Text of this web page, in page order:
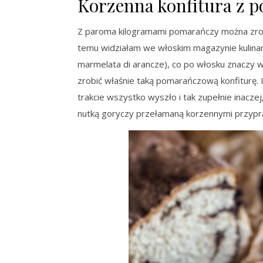
Korzenna konfitura z
Z paroma kilogramami pomarańczy można
temu widziałam we włoskim magazynie
marmelata di arancze), co po włosku znaczy
zrobić właśnie taką pomarańczową
trakcie wszystko wyszło i tak zupełnie
nutką goryczy przełamaną korzennymi